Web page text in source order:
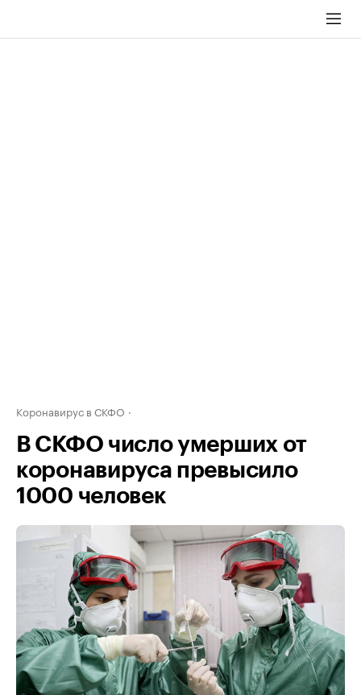
Коронавирус в СКФО
В СКФО число умерших от
коронавируса превысило
1000 человек